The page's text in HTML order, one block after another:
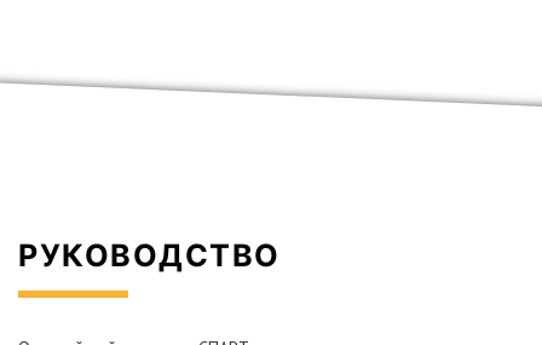
РУКОВОДСТВО